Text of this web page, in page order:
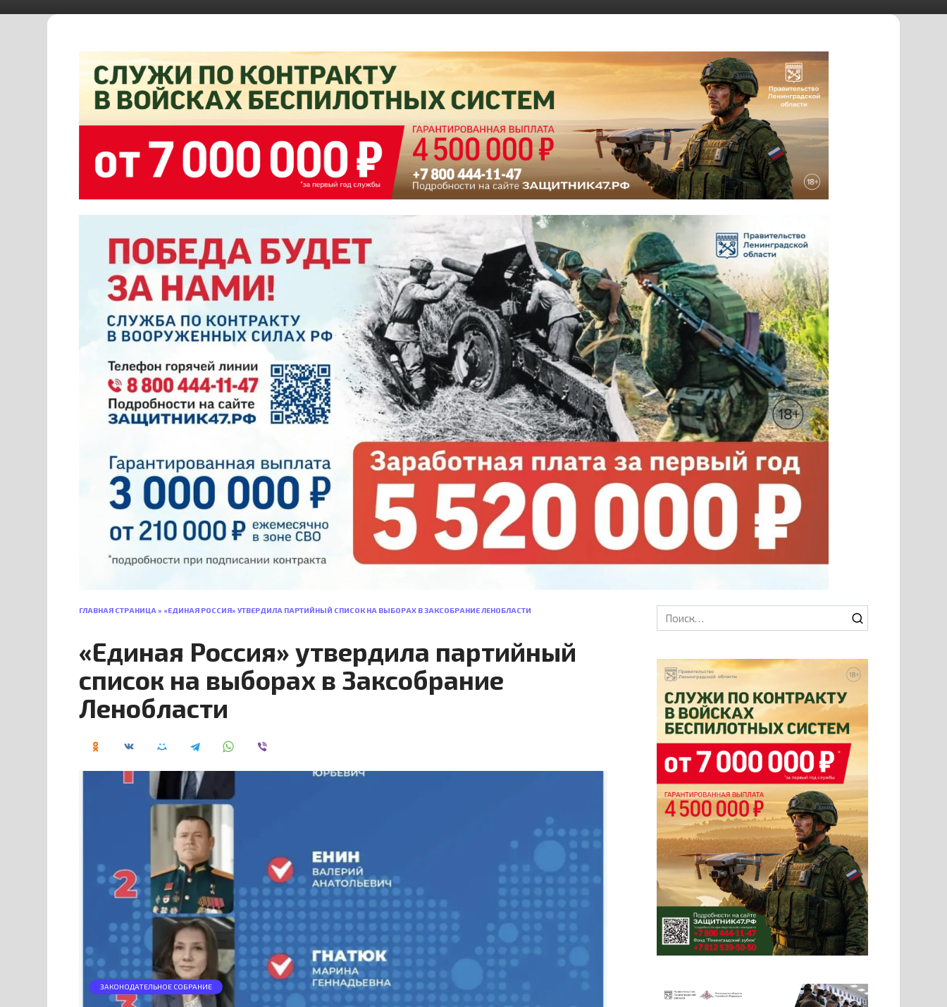
ГЛАВНАЯ СТРАНИЦА» «ЕДИНАЯ РОССИЯ» УТВЕРДИЛА ПАРТИЙНЫЙ СПИСОК НА ВЫБОРАХ В ЗАКСОБРАНИЕ ЛЕНОБЛАСТИ
«Единая Россия» утвердила партийный
список на выборах в Заксобрание
Ленобласти
ЗАКОНОДАТЕЛЬНОЕ СОБРАНИЕ
Search
for: